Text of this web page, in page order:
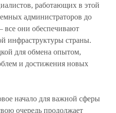
работающих в этой
администраторов до
они обеспечивают
инфраструктуры страны.
для обмена опытом,
и достижения новых
начало для важной сферы
очередь продолжает